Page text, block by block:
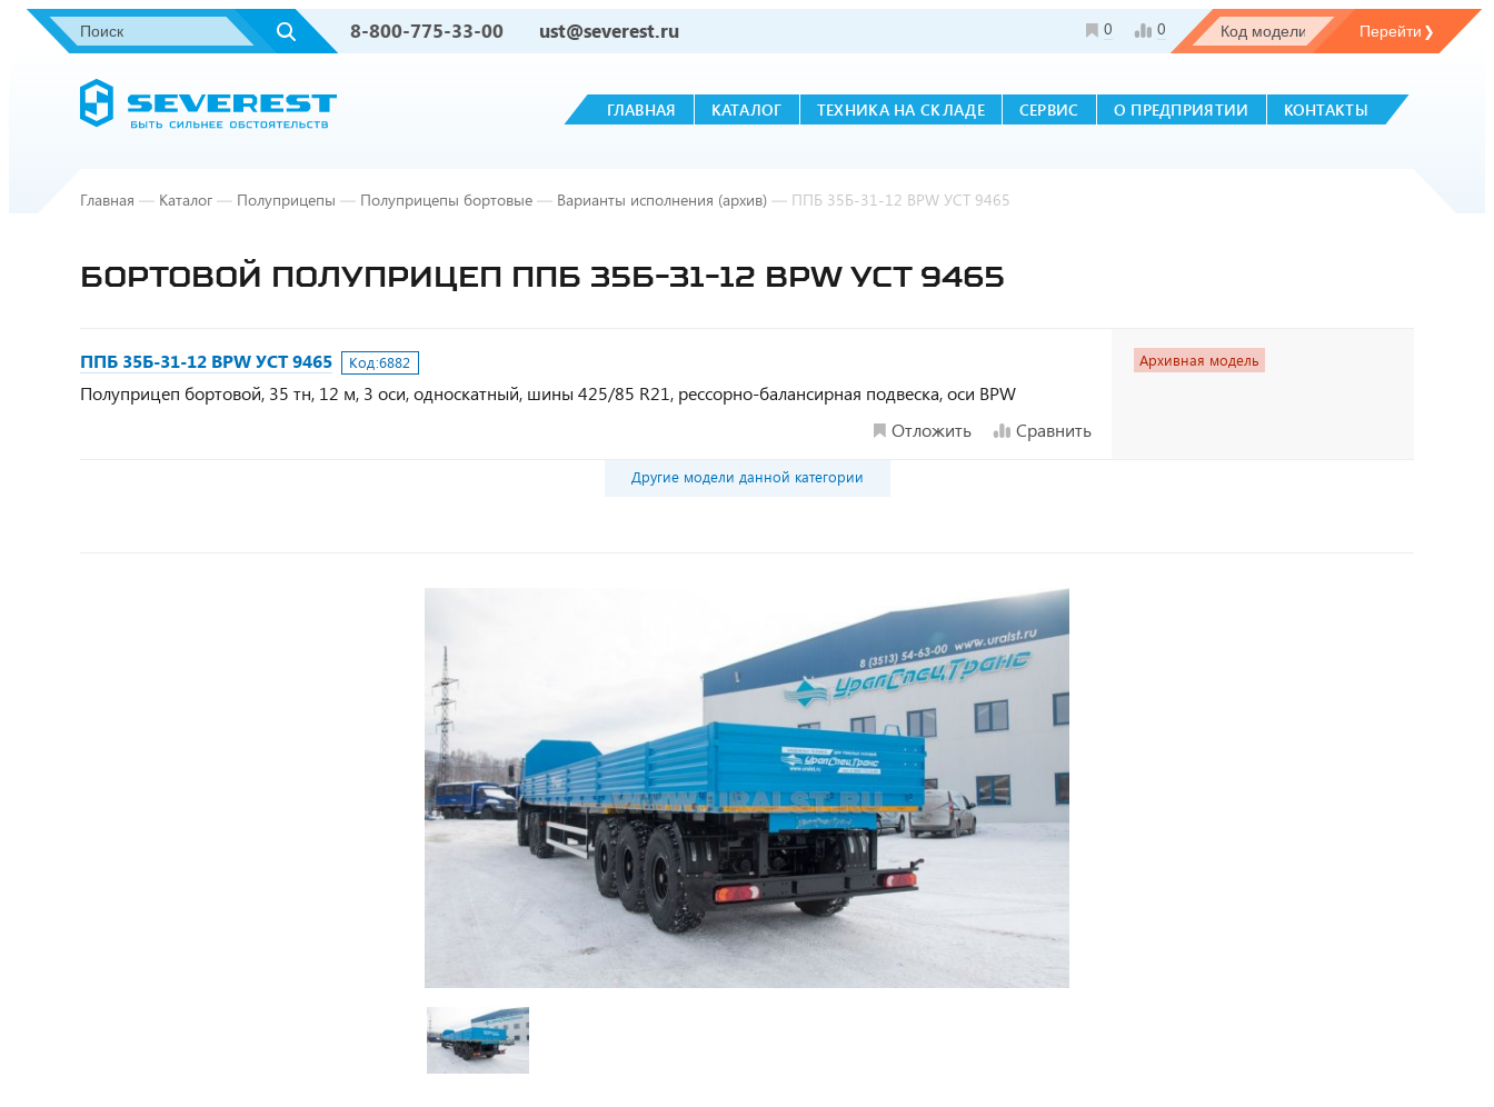
8-800-775-33-00 ust@severest.ru 0 0
ГЛАВНАЯ КАТАЛОГ ТЕХНИКА НА СКЛАДЕ СЕРВИС О ПРЕДПРИЯТИИ КОНТАКТЫ
Главная — Каталог — Полуприцепы — Полуприцепы бортовые — Варианты исполнения (архив) — ППБ 35Б-31-12 BPW УСТ 9465
БОРТОВОЙ ПОЛУПРИЦЕП ППБ 35Б-31-12 BPW УСТ 9465
ППБ 35Б-31-12 BPW УСТ 9465 Код:6882
Полуприцеп бортовой, 35 тн, 12 м, 3 оси, односкатный, шины 425/85 R21, рессорно-балансирная подвеска, оси BPW
Отложить
Сравнить
Архивная модель
Другие модели данной категории